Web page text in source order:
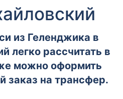
из Геленджика в
легко рассчитать в
можно оформить
заказ на трансфер.